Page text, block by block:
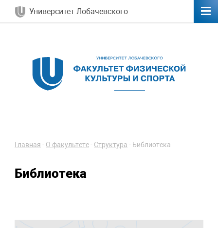
Университет Лобачевского
Главная - О факультете- Структура - Библиотека
Библиотека